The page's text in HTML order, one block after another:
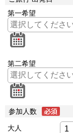
第一希望
第二希望
参加人数
大人